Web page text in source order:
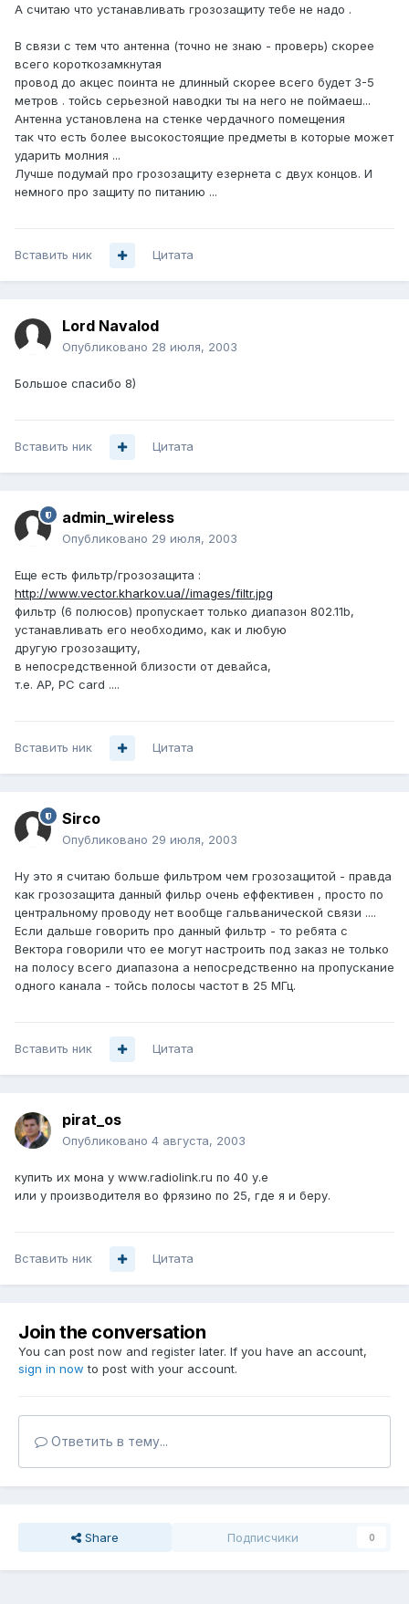
А считаю что устанавливать грозозащиту тебе не надо .
В связи с тем что антенна (точно не знаю - проверь) скорее
всего короткозамкнутая
провод до акцес поинта не длинный скорее всего будет 3-5
метров . тойсь серьезной наводки ты на него не поймаеш...
Антенна установлена на стенке чердачного помещения
так что есть более высокостоящие предметы в которые может
ударить молния ...
Лучше подумай про грозозащиту езернета с двух концов. И
немного про защиту по питанию ...
Вставить ник Цитата
Lord Navalod
Опубликовано 28 июля, 2003
Большое спасибо 8)
Вставить ник Цитата
admin_wireless
Опубликовано 29 июля, 2003
Еще есть фильтр/грозозащита :
http://www.vector.kharkov.ua//images/filtr.jpg
фильтр (6 полюсов) пропускает только диапазон 802.11b,
устанавливать его необходимо, как и любую
другую грозозащиту,
в непосредственной близости от девайса,
т.е. AP, PC card ....
Вставить ник Цитата
Sirco
Опубликовано 29 июля, 2003
Ну это я считаю больше фильтром чем грозозащитой - правда
как грозозащита данный фильр очень еффективен , просто по
центральному проводу нет вообще гальванической связи ....
Если дальше говорить про данный фильтр - то ребята с
Вектора говорили что ее могут настроить под заказ не только
на полосу всего диапазона а непосредственно на пропускание
одного канала - тойсь полосы частот в 25 МГц.
Вставить ник Цитата
pirat_os
Опубликовано 4 августа, 2003
купить их мона у www.radiolink.ru по 40 у.е
или у производителя во фрязино по 25, где я и беру.
Вставить ник Цитата
Join the conversation
You can post now and register later. If you have an account,
sign in now to post with your account.
Ответить в тему...
Share Подписчики 0